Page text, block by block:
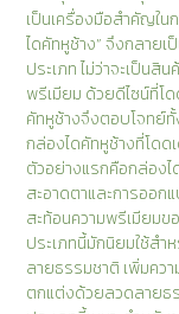
เป็นเครื่องมือสำคัญใน
ไดคัทหูช้าง” จึงกลาย
ประเภท ไม่ว่าจะเป็น
พรีเมียม ด้วยดีไซน์ที่โ
คัทหูช้างจึงตอบโจทย์ทั้
กล่องไดคัทหูช้างที่โด
ตัวอย่างแรกคือกล่อง
สะอาดตาและการออก
สะท้อนความพรีเมียม
ประเภทนี้มักนิยมใช้สำ
ลายธรรมชาติ เพิ่มคว
ตกแต่งด้วยลวดลายธร